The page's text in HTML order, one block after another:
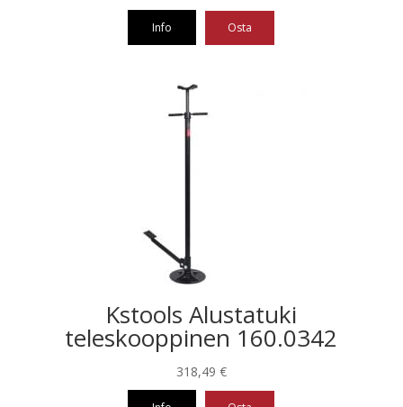
410,39 €.
328,31 €.
Info Osta
Kstools Alustatuki
teleskooppinen 160.0342
318,49 €